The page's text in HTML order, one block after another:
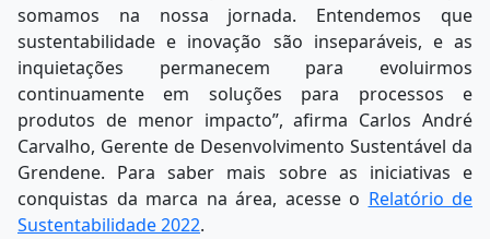
somamos na nossa jornada. Entendemos que
sustentabilidade e inovação são inseparáveis, e as
inquietações permanecem para evoluirmos
continuamente em soluções para processos e
produtos de menor impacto”, afirma Carlos André
Carvalho, Gerente de Desenvolvimento Sustentável da
Grendene. Para saber mais sobre as iniciativas e
conquistas da marca na área, acesse o Relatório de
Sustentabilidade 2022.